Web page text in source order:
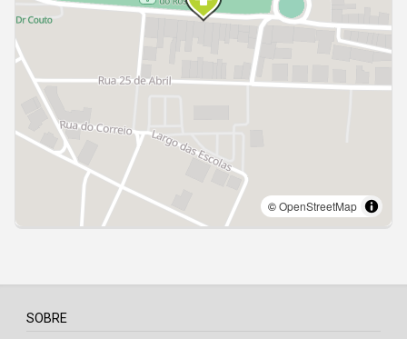
Açores
SOBRE